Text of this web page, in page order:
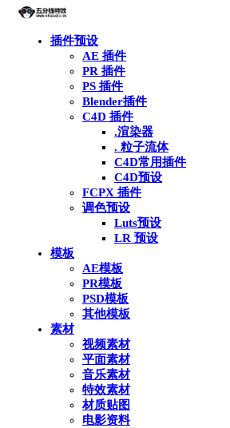
插件预设
AE 插件
PR 插件
PS 插件
Blender插件
C4D 插件
.渲染器
. 粒子流体
C4D常用插件
C4D预设
FCPX 插件
调色预设
Luts预设
LR 预设
模板
AE模板
PR模板
PSD模板
其他模板
素材
视频素材
平面素材
音乐素材
特效素材
材质贴图
电影资料